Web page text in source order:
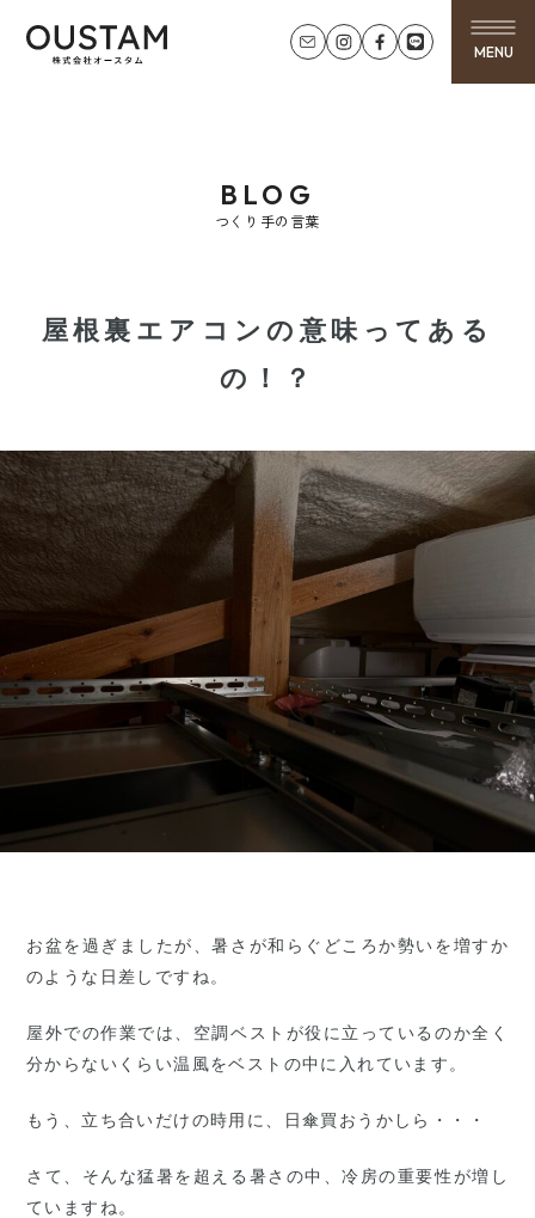
MENU
BLOG
つくり手の言葉
屋根裏エアコンの意味ってある
の！？
お盆を過ぎましたが、暑さが和らぐどころか勢いを増すか
のような日差しですね。
屋外での作業では、空調ベストが役に立っているのか全く
分からないくらい温風をベストの中に入れています。
もう、立ち合いだけの時用に、日傘買おうかしら・・・
さて、そんな猛暑を超える暑さの中、冷房の重要性が増し
ていますね。